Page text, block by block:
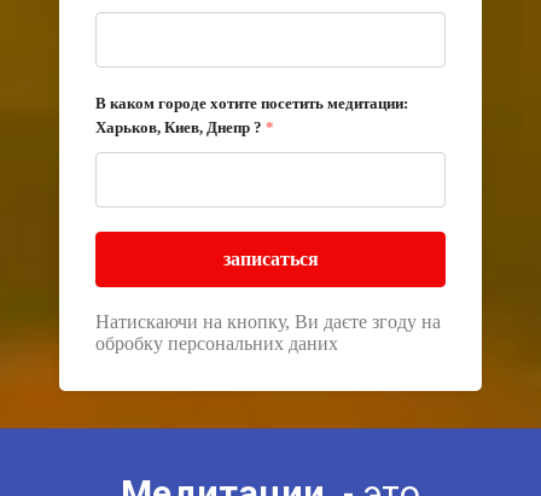
В каком городе хотите посетить медитации:
Харьков, Киев, Днепр ? *
записаться
Натискаючи на кнопку, Ви даєте згоду на
обробку персональних даних